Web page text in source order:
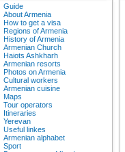
Guide
About Armenia
How to get a visa
Regions of Armenia
History of Armenia
Armenian Church
Haiots Ashkharh
Armenian resorts
Photos on Armenia
Cultural workers
Armenian cuisine
Maps
Tour operators
Itineraries
Yerevan
Useful linkes
Armenian alphabet
Sport